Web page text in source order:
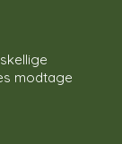
modtage